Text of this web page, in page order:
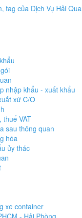
nhập khẩu - xuất khẩu
xứ C/O
thuế VAT
sau thông quan
hóa
ủy thác
xe container
- Hải Phòng